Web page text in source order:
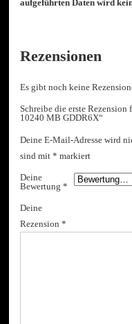
aufgeführten Daten wird
Rezensionen
Es gibt noch keine
Schreibe die erste
10240 MB GDDR6X“
Deine E-Mail-Adresse wird
sind mit* markiert
Deine
Bewertung*
Deine
Rezension*